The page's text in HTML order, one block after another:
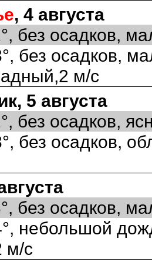
, 4 августа
без осадков,
без осадков,
м/с
5 августа
без осадков,
без осадков,
без осадков,
небольшой
м/с